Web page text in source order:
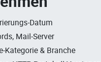
Datum
Mail-Server
Kategorie & Branche